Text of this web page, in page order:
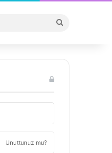
...
Unuttunuz mu?